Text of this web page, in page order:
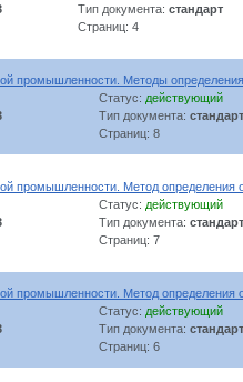
Тип документа: стандарт
Страниц: 4
промышленности. Методы
Статус: действующий
Тип документа: стандарт
Страниц: 8
промышленности. Метод определения
Статус: действующий
Тип документа: стандарт
Страниц: 7
промышленности. Метод определения
Статус: действующий
Тип документа: стандарт
Страниц: 6